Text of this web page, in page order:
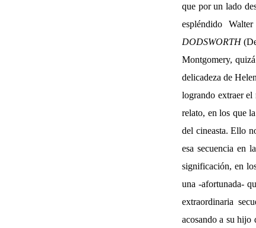
que por un lado
espléndido
DODSWORTH
Montgomery,
delicadeza de
logrando extraer el
relato, en los que
del cineasta. Ello
esa secuencia en
significación, en
una -afortunada-
extraordinaria
acosando a su hijo